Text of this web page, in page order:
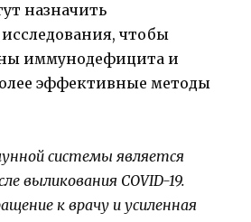
назначить
чтобы
иммунодефицита и
эффективные методы
системы является
выликования COVID-19.
к врачу и усиленная